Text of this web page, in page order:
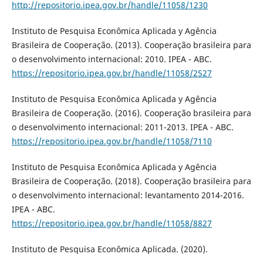
http://repositorio.ipea.gov.br/handle/11058/1230
Instituto de Pesquisa Econômica Aplicada y Agência
Brasileira de Cooperação. (2013). Cooperação brasileira para
o desenvolvimento internacional: 2010. IPEA - ABC.
https://repositorio.ipea.gov.br/handle/11058/2527
Instituto de Pesquisa Econômica Aplicada y Agência
Brasileira de Cooperação. (2016). Cooperação brasileira para
o desenvolvimento internacional: 2011-2013. IPEA - ABC.
https://repositorio.ipea.gov.br/handle/11058/7110
Instituto de Pesquisa Econômica Aplicada y Agência
Brasileira de Cooperação. (2018). Cooperação brasileira para
o desenvolvimento internacional: levantamento 2014-2016.
IPEA - ABC.
https://repositorio.ipea.gov.br/handle/11058/8827
Instituto de Pesquisa Econômica Aplicada. (2020).